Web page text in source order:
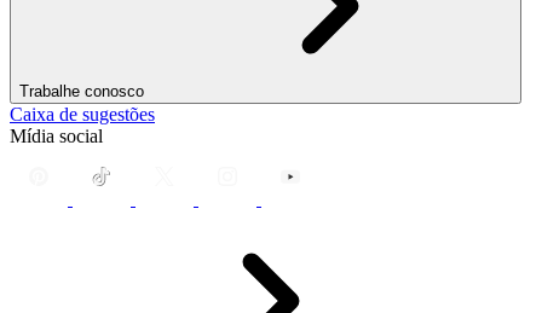
Trabalhe conosco
Caixa de sugestões
Mídia social